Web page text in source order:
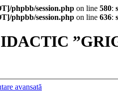
phpbb/session.php on line 580:
phpbb/session.php on line 636:
avansată